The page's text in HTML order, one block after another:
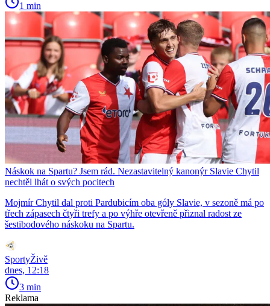
1 min
Náskok na Spartu? Jsem rád. Nezastavitelný kanonýr Slavie Chytil
nechtěl lhát o svých pocitech
Mojmír Chytil dal proti Pardubicím oba góly Slavie, v sezoně má po
třech zápasech čtyři trefy a po výhře otevřeně přiznal radost ze
šestibodového náskoku na Spartu.
SportyŽivě
dnes, 12:18
3 min
Reklama